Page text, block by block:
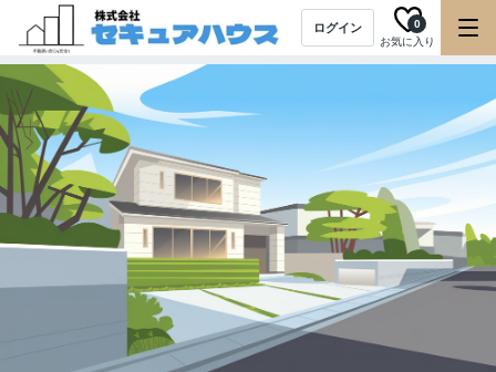
ログイン
お気に入り
0